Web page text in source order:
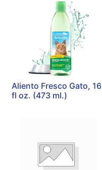
Aliento Fresco Gato, 16
fl oz. (473 ml.)